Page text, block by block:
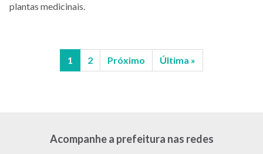
plantas medicinais.
Página
atual
1 Página
2
Próxima
página
Próximo
Última
página
Última »
Acompanhe a prefeitura nas redes